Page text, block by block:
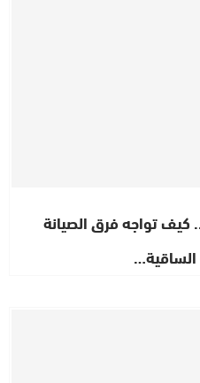
كيف تواجه فرق الصيانة